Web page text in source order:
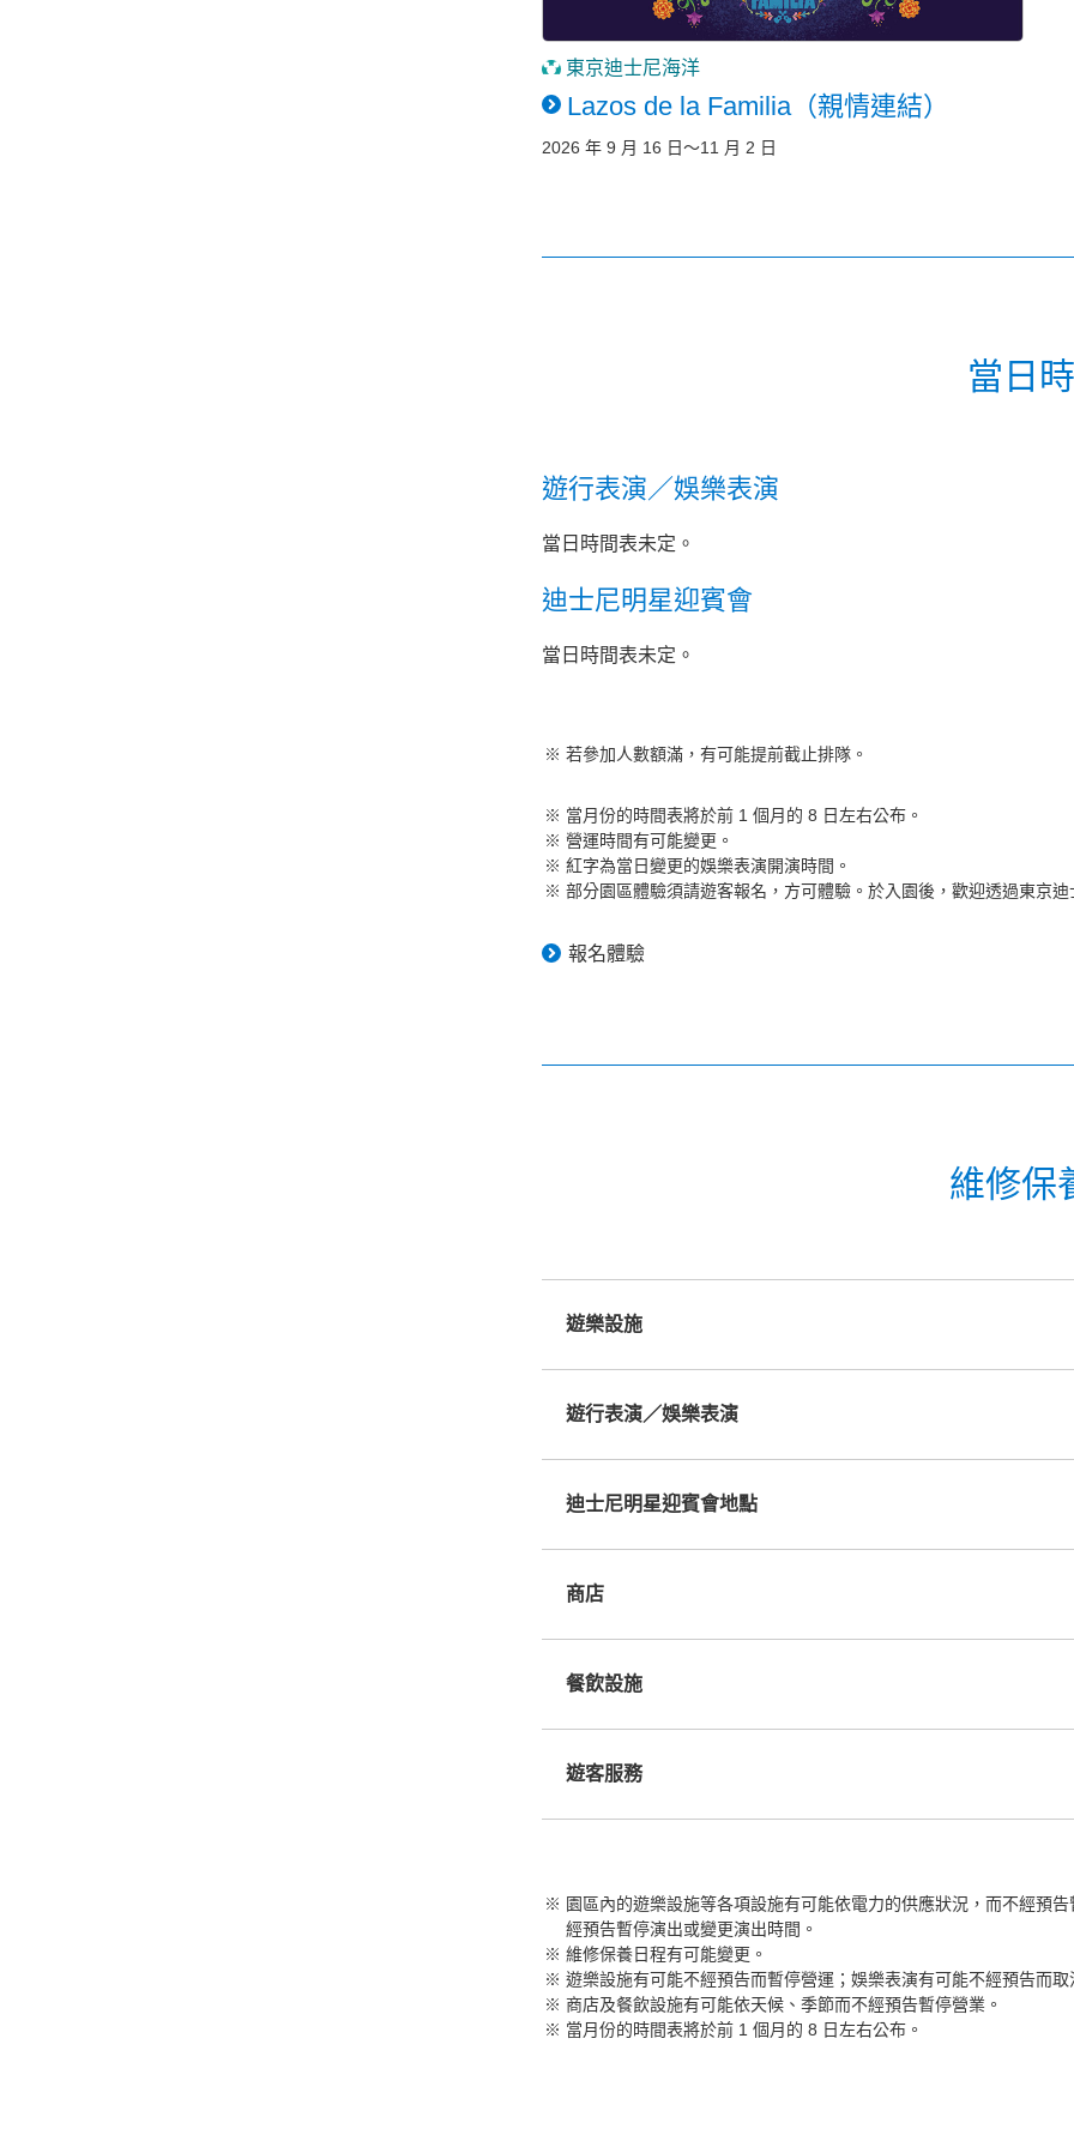
東京迪士尼海洋
Lazos de la Familia（親情連結）
2026 年 9 月 16 日～11 月 2 日
當日
遊行表演／娛樂表演
當日時間表未定。
迪士尼明星迎賓會
當日時間表未定。
若參加人數額滿，有可能提前截止排隊。
當月份的時間表將於前 1 個月的 8 日左右公布。
營運時間有可能變更。
紅字為當日變更的娛樂表演開演時間。
部分園區體驗須請遊客報名，方可體驗。於入園後，歡迎透過東京
報名體驗
維修保
遊樂設施
遊行表演／娛樂表演
迪士尼明星迎賓會地點
商店
餐飲設施
遊客服務
園區內的遊樂設施等各項設施有可能依電力的供應狀況，而不經預
經預告暫停演出或變更演出時間。
維修保養日程有可能變更。
遊樂設施有可能不經預告而暫停營運；娛樂表演有可能不經預告而取
商店及餐飲設施有可能依天候、季節而不經預告暫停營業。
當月份的時間表將於前 1 個月的 8 日左右公布。